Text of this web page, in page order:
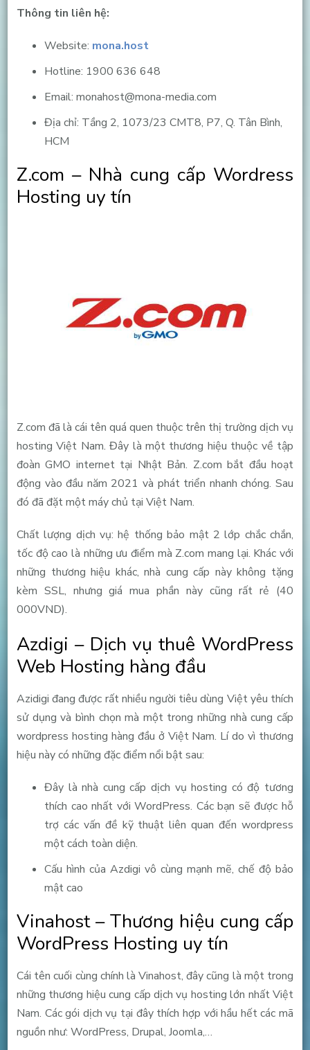
Thông tin liên hệ:
Website: mona.host
Hotline: 1900 636 648
Email: monahost@mona-media.com
Địa chỉ: Tầng 2, 1073/23 CMT8, P7, Q. Tân Bình,
HCM
Z.com – Nhà cung cấp Wordress
Hosting uy tín
Z.com đã là cái tên quá quen thuộc trên thị trường dịch vụ
hosting Việt Nam. Đây là một thương hiệu thuộc về tập
đoàn GMO internet tại Nhật Bản. Z.com bắt đầu hoạt
động vào đầu năm 2021 và phát triển nhanh chóng. Sau
đó đã đặt một máy chủ tại Việt Nam.
Chất lượng dịch vụ: hệ thống bảo mật 2 lớp chắc chắn,
tốc độ cao là những ưu điểm mà Z.com mang lại. Khác với
những thương hiệu khác, nhà cung cấp này không tặng
kèm SSL, nhưng giá mua phần này cũng rất rẻ (40
000VND).
Azdigi – Dịch vụ thuê WordPress
Web Hosting hàng đầu
Azidigi đang được rất nhiều người tiêu dùng Việt yêu thích
sử dụng và bình chọn mà một trong những nhà cung cấp
wordpress hosting hàng đầu ở Việt Nam. Lí do vì thương
hiệu này có những đặc điểm nổi bật sau:
Đây là nhà cung cấp dịch vụ hosting có độ tương
thích cao nhất với WordPress. Các bạn sẽ được hỗ
trợ các vấn đề kỹ thuật liên quan đến wordpress
một cách toàn diện.
Cấu hình của Azdigi vô cùng mạnh mẽ, chế độ bảo
mật cao
Vinahost – Thương hiệu cung cấp
WordPress Hosting uy tín
Cái tên cuối cùng chính là Vinahost, đây cũng là một trong
những thương hiệu cung cấp dịch vụ hosting lớn nhất Việt
Nam. Các gói dịch vụ tại đây thích hợp với hầu hết các mã
nguồn như: WordPress, Drupal, Joomla,…